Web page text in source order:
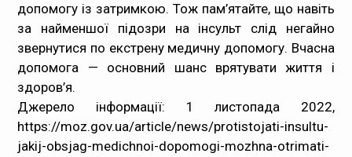
допомогу із затримкою. Тож пам’ятайте, що навіть
за найменшої підозри на інсульт слід негайно
звернутися по екстрену медичну допомогу. Вчасна
допомога — основний шанс врятувати життя і
здоров’я.
Джерело інформації: 1 листопада 2022,
https://moz.gov.ua/article/news/protistojati-insultu-
jakij-obsjag-medichnoi-dopomogi-mozhna-otrimati-